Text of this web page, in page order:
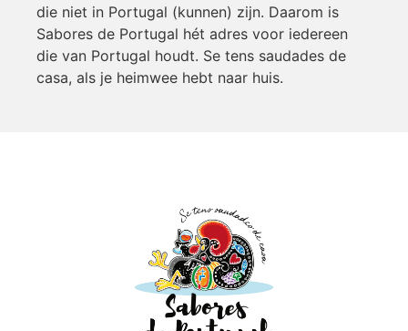
die niet in Portugal (kunnen) zijn. Daarom is
Sabores de Portugal hét adres voor iedereen
die van Portugal houdt. Se tens saudades de
casa, als je heimwee hebt naar huis.